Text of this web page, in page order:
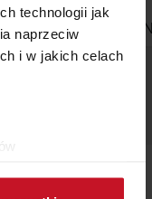
technologii jak
naprzeciw
i w jakich celach
ZAPYTAJ O